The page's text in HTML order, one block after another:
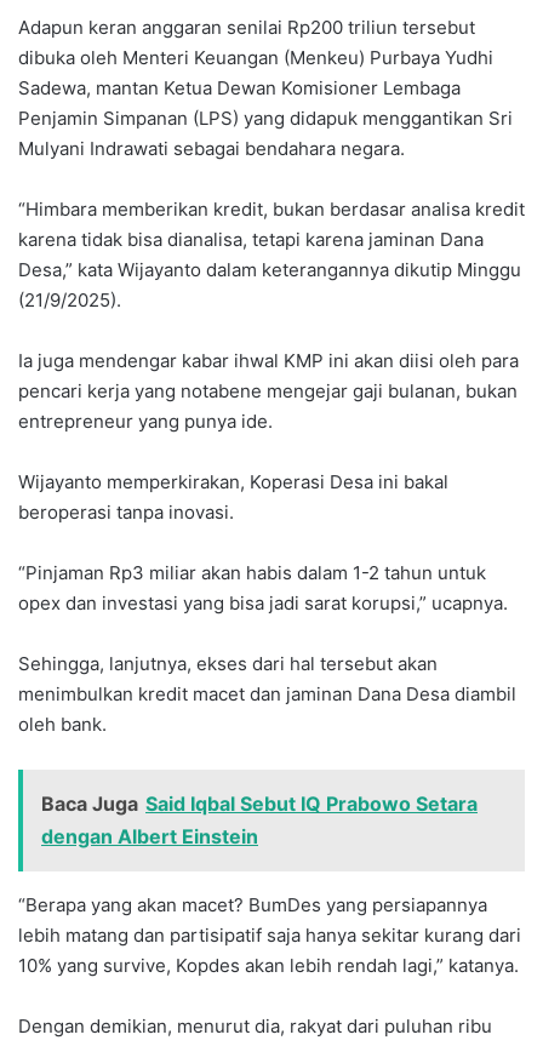
Adapun keran anggaran senilai Rp200 triliun tersebut
dibuka oleh Menteri Keuangan (Menkeu) Purbaya Yudhi
Sadewa, mantan Ketua Dewan Komisioner Lembaga
Penjamin Simpanan (LPS) yang didapuk menggantikan Sri
Mulyani Indrawati sebagai bendahara negara.
“Himbara memberikan kredit, bukan berdasar analisa kredit
karena tidak bisa dianalisa, tetapi karena jaminan Dana
Desa,” kata Wijayanto dalam keterangannya dikutip Minggu
(21/9/2025).
Ia juga mendengar kabar ihwal KMP ini akan diisi oleh para
pencari kerja yang notabene mengejar gaji bulanan, bukan
entrepreneur yang punya ide.
Wijayanto memperkirakan, Koperasi Desa ini bakal
beroperasi tanpa inovasi.
“Pinjaman Rp3 miliar akan habis dalam 1-2 tahun untuk
opex dan investasi yang bisa jadi sarat korupsi,” ucapnya.
Sehingga, lanjutnya, ekses dari hal tersebut akan
menimbulkan kredit macet dan jaminan Dana Desa diambil
oleh bank.
Baca Juga Said Iqbal Sebut IQ Prabowo Setara
dengan Albert Einstein
“Berapa yang akan macet? BumDes yang persiapannya
lebih matang dan partisipatif saja hanya sekitar kurang dari
10% yang survive, Kopdes akan lebih rendah lagi,” katanya.
Dengan demikian, menurut dia, rakyat dari puluhan ribu